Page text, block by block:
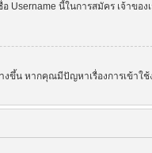
นี้ในการสมัคร เจ้าขอ
น หากคุณมีปัญหาเรื่องการเข้าใ